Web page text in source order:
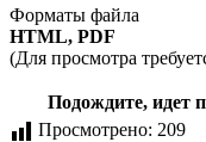
Форматы файла
HTML, PDF
(Для просмотра
Подождите, идет
Просмотрено: 209